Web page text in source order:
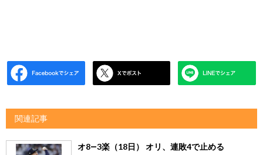
関連記事
オ8―3楽（18日） オリ、連敗4で止める